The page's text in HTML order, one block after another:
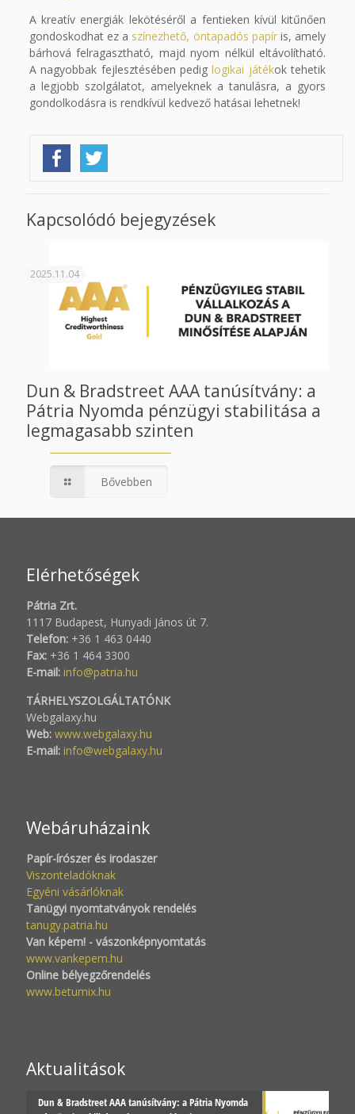
A kreatív energiák lekötéséről a fentieken kívül kitűnően
gondoskodhat ez a színezhető, öntapadós papíris, amely
bárhová felragasztható, majd nyom nélkül eltávolítható.
A nagyobbak fejlesztésében pediglogikai játékok tehetik
a legjobb szolgálatot, amelyeknek a tanulásra, a gyors
gondolkodásra is rendkívül kedvező hatásai lehetnek!
Kapcsolódó bejegyzések
2025.11.04
Dun & Bradstreet AAA tanúsítvány: a
Pátria Nyomda pénzügyi stabilitása a
legmagasabb szinten
Bővebben
Elérhetőségek
Pátria Zrt.
1117 Budapest, Hunyadi János út 7.
Telefon: +36 1 463 0440
Fax: +36 1 464 3300
E-mail: info@patria.hu
TÁRHELYSZOLGÁLTATÓNK
Webgalaxy.hu
Web: www.webgalaxy.hu
E-mail: info@webgalaxy.hu
Webáruházaink
Papír-írószer és irodaszer
Viszonteladóknak
Egyéni vásárlóknak
Tanügyi nyomtatványok rendelés
tanugy.patria.hu
Van képem! - vászonképnyomtatás
www.vankepem.hu
Online bélyegzőrendelés
www.betumix.hu
Aktualitások
Dun & Bradstreet AAA tanúsítvány: a Pátria Nyomda